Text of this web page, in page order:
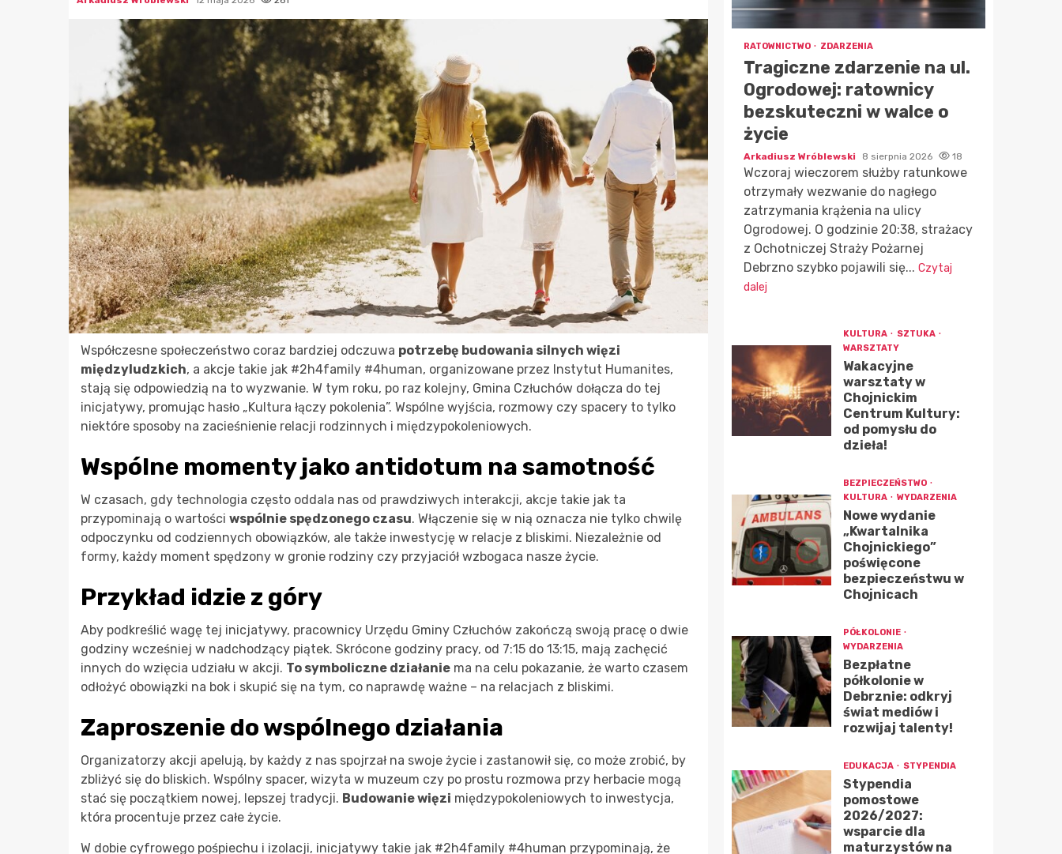
Współczesne społeczeństwo coraz bardziej odczuwa potrzebę budowania silnych więzi
międzyludzkich, a akcje takie jak #2h4family #4human, organizowane przez Instytut Humanites,
stają się odpowiedzią na to wyzwanie. W tym roku, po raz kolejny, Gmina Człuchów dołącza do tej
inicjatywy, promując hasło „Kultura łączy pokolenia”. Wspólne wyjścia, rozmowy czy spacery to tylko
niektóre sposoby na zacieśnienie relacji rodzinnych i międzypokoleniowych.
Wspólne momenty jako antidotum na samotność
W czasach, gdy technologia często oddala nas od prawdziwych interakcji, akcje takie jak ta
przypominają o wartości wspólnie spędzonego czasu. Włączenie się w nią oznacza nie tylko chwilę
odpoczynku od codziennych obowiązków, ale także inwestycję w relacje z bliskimi. Niezależnie od
formy, każdy moment spędzony w gronie rodziny czy przyjaciół wzbogaca nasze życie.
Przykład idzie z góry
Aby podkreślić wagę tej inicjatywy, pracownicy Urzędu Gminy Człuchów zakończą swoją pracę o dwie
godziny wcześniej w nadchodzący piątek. Skrócone godziny pracy, od 7:15 do 13:15, mają zachęcić
innych do wzięcia udziału w akcji. To symboliczne działanie ma na celu pokazanie, że warto czasem
odłożyć obowiązki na bok i skupić się na tym, co naprawdę ważne – na relacjach z bliskimi.
Zaproszenie do wspólnego działania
Organizatorzy akcji apelują, by każdy z nas spojrzał na swoje życie i zastanowił się, co może zrobić, by
zbliżyć się do bliskich. Wspólny spacer, wizyta w muzeum czy po prostu rozmowa przy herbacie mogą
stać się początkiem nowej, lepszej tradycji. Budowanie więzi międzypokoleniowych to inwestycja,
która procentuje przez całe życie.
W dobie cyfrowego pośpiechu i izolacji, inicjatywy takie jak #2h4family #4human przypominają, że
RATOWNICTWO ZDARZENIA
Tragiczne zdarzenie na ul.
Ogrodowej: ratownicy
bezskuteczni w walce o
życie
Arkadiusz Wróblewski 8 sierpnia 2026 18
Wczoraj wieczorem służby ratunkowe
otrzymały wezwanie do nagłego
zatrzymania krążenia na ulicy
Ogrodowej. O godzinie 20:38, strażacy
z Ochotniczej Straży Pożarnej
Debrzno szybko pojawili się... Czytaj
dalej
KULTURA
SZTUKA
WARSZTATY
Wakacyjne
warsztaty w
Chojnickim
Centrum Kultury:
od pomysłu do
dzieła!
BEZPIECZEŃSTWO
KULTURA
WYDARZENIA
Nowe wydanie
„Kwartalnika
Chojnickiego”
poświęcone
bezpieczeństwu w
Chojnicach
PÓŁKOLONIE
WYDARZENIA
Bezpłatne
półkolonie w
Debrznie: odkryj
świat mediów i
rozwijaj talenty!
EDUKACJA STYPENDIA
Stypendia
pomostowe
2026/2027:
wsparcie dla
maturzystów na